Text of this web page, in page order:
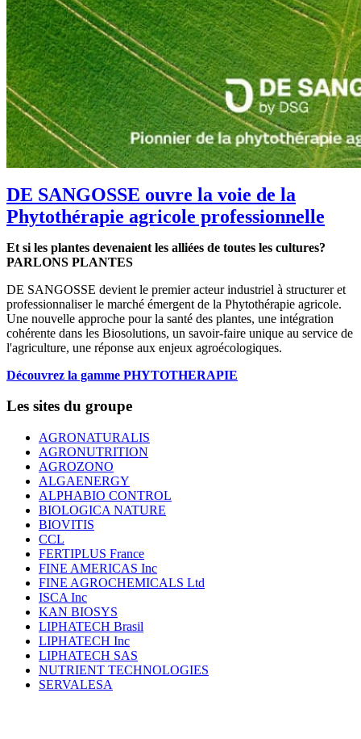
DE SANGOSSE ouvre la voie de la
Phytothérapie agricole professionnelle
Et si les plantes devenaient les alliées de toutes les cultures?
PARLONS PLANTES
DE SANGOSSE devient le premier acteur industriel à structurer et
professionnaliser le marché émergent de la Phytothérapie agricole.
Une nouvelle approche pour la santé des plantes, une intégration
cohérente dans les Biosolutions, un savoir-faire unique au service de
l'agriculture, une réponse aux enjeux agroécologiques.
Découvrez la gamme PHYTOTHERAPIE
Les sites du groupe
AGRONATURALIS
AGRONUTRITION
AGROZONO
ALGAENERGY
ALPHABIO CONTROL
BIOLOGICA NATURE
BIOVITIS
CCL
FERTIPLUS France
FINE AMERICAS Inc
FINE AGROCHEMICALS Ltd
ISCA Inc
KAN BIOSYS
LIPHATECH Brasil
LIPHATECH Inc
LIPHATECH SAS
NUTRIENT TECHNOLOGIES
SERVALESA